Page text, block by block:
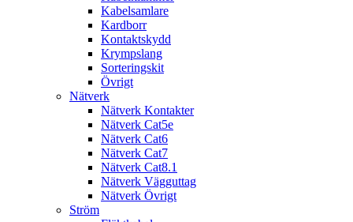
Kabelsamlare
Kardborr
Kontaktskydd
Krympslang
Sorteringskit
Övrigt
Nätverk
Nätverk Kontakter
Nätverk Cat5e
Nätverk Cat6
Nätverk Cat7
Nätverk Cat8.1
Nätverk Vägguttag
Nätverk Övrigt
Ström